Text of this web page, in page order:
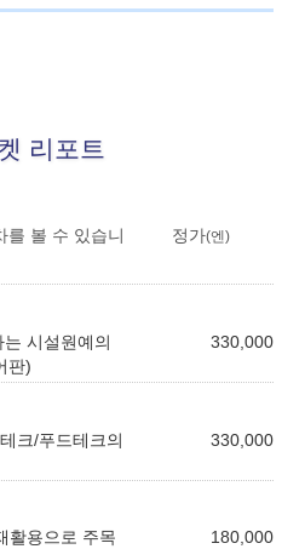
리포트
를 볼 수 있습니
정가(엔)
시설원예의
판)
330,000
크/푸드테크의
330,000
활용으로 주목
180,000